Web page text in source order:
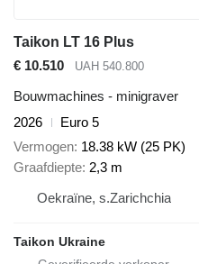
Taikon LT 16 Plus
€ 10.510
UAH 540.800
Bouwmachines - minigraver
2026
Euro 5
Vermogen 18.38 kW (25 PK)
Graafdiepte 2,3 m
Oekraïne, s.Zarichchia
Taikon Ukraine